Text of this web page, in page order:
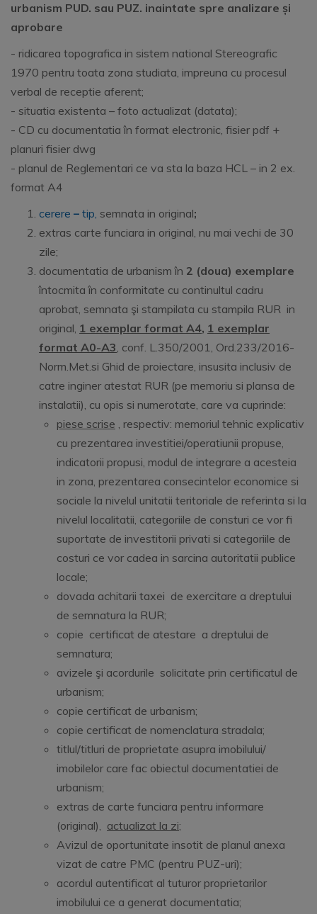
urbanism PUD. sau PUZ. inaintate spre analizare și
aprobare
- ridicarea topografica in sistem national Stereografic
1970 pentru toata zona studiata, impreuna cu procesul
verbal de receptie aferent;
- situatia existenta – foto actualizat (datata);
- CD cu documentatia în format electronic, fisier pdf +
planuri fisier dwg
- planul de Reglementari ce va sta la baza HCL – in 2 ex.
format A4
cerere – tip, semnata in original;
extras carte funciara in original, nu mai vechi de 30
zile;
documentatia de urbanism în 2 (doua) exemplare
întocmita în conformitate cu continultul cadru
aprobat, semnata şi stampilata cu stampila RUR in
original, 1 exemplar format A4, 1 exemplar
format A0-A3, conf. L.350/2001, Ord.233/2016-
Norm.Met.si Ghid de proiectare, insusita inclusiv de
catre inginer atestat RUR (pe memoriu si plansa de
instalatii), cu opis si numerotate, care va cuprinde:
piese scrise , respectiv: memoriul tehnic explicativ
cu prezentarea investitiei/operatiunii propuse,
indicatorii propusi, modul de integrare a acesteia
in zona, prezentarea consecintelor economice si
sociale la nivelul unitatii teritoriale de referinta si la
nivelul localitatii, categoriile de consturi ce vor fi
suportate de investitorii privati si categoriile de
costuri ce vor cadea in sarcina autoritatii publice
locale;
dovada achitarii taxei de exercitare a dreptului
de semnatura la RUR;
copie certificat de atestare a dreptului de
semnatura;
avizele şi acordurile solicitate prin certificatul de
urbanism;
copie certificat de urbanism;
copie certificat de nomenclatura stradala;
titlul/titluri de proprietate asupra imobilului/
imobilelor care fac obiectul documentatiei de
urbanism;
extras de carte funciara pentru informare
(original), actualizat la zi;
Avizul de oportunitate insotit de planul anexa
vizat de catre PMC (pentru PUZ-uri);
acordul autentificat al tuturor proprietarilor
imobilului ce a generat documentatia;